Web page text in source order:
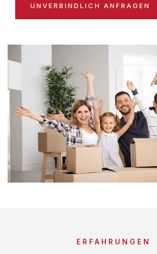
UNVERBINDLICH ANFRAGEN
ERFAHRUNGEN